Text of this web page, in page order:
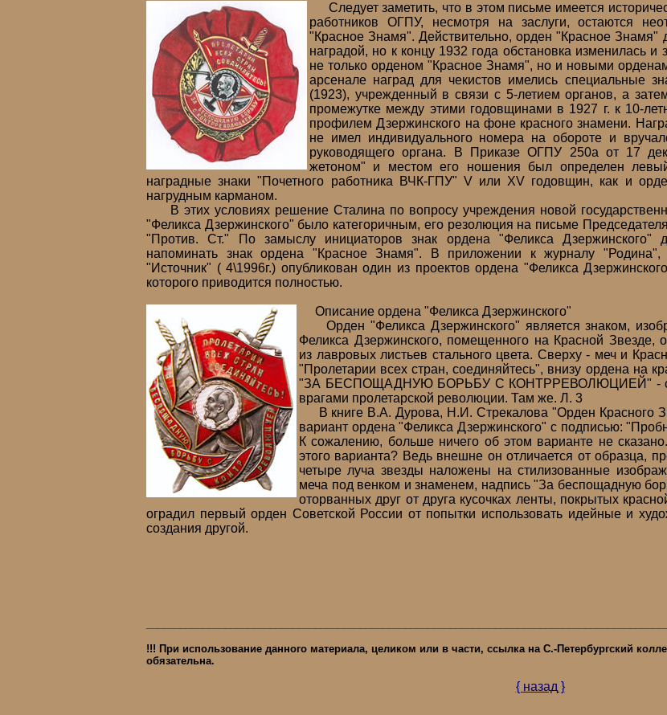
Следует заметить, что в этом письме имеется
работников ОГПУ, несмотря на заслуги, остаются
"Красное Знамя". Действительно, орден "Красное
наградой, но к концу 1932 года обстановка изменилась и
не только орденом "Красное Знамя", но и новыми
арсенале наград для чекистов имелись специальные
(1923), учрежденный в связи с 5-летием органов, а
промежутке между этими годовщинами в 1927 г. к 10-
профилем Дзержинского на фоне красного знамени.
не имел индивидуального номера на обороте и
руководящего органа. В Приказе ОГПУ 250а от 17
жетоном" и местом его ношения был определен
наградные знаки "Почетного работника ВЧК-ГПУ" V или XV годовщин, как и
нагрудным карманом.
В этих условиях решение Сталина по вопросу учреждения новой
"Феликса Дзержинского" было категоричным, его резолюция на письме
"Против. Ст." По замыслу инициаторов знак ордена "Феликса
напоминать знак ордена "Красное Знамя". В приложении к журналу "Родина",
"Источник" ( 4\1996г.) опубликован один из проектов ордена "Феликса
которого приводится полностью.
Описание ордена "Феликса Дзержинского"
Орден "Феликса Дзержинского" является знаком,
Феликса Дзержинского, помещенного на Красной Звезде,
из лавровых листьев стального цвета. Сверху - меч и
"Пролетарии всех стран, соединяйтесь", внизу ордена на
"ЗА БЕСПОЩАДНУЮ БОРЬБУ С КОНТРРЕВОЛЮЦИЕЙ" -
врагами пролетарской революции. Там же. Л. 3
В книге В.А. Дурова, Н.И. Стрекалова "Орден Красного
вариант ордена "Феликса Дзержинского" с подписью:
К сожалению, больше ничего об этом варианте не
этого варианта? Ведь внешне он отличается от образца,
четыре луча звезды наложены на стилизованные
меча под венком и знаменем, надпись "За беспощадную
оторванных друг от друга кусочках ленты, покрытых
оградил первый орден Советской России от попытки использовать идейные и
создания другой.
!!! При использование данного материала, целиком или в части, ссылка на С.-Петербургский
обязательна.
{ назад }